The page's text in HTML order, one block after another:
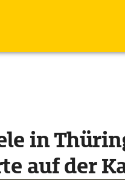
in
auf der